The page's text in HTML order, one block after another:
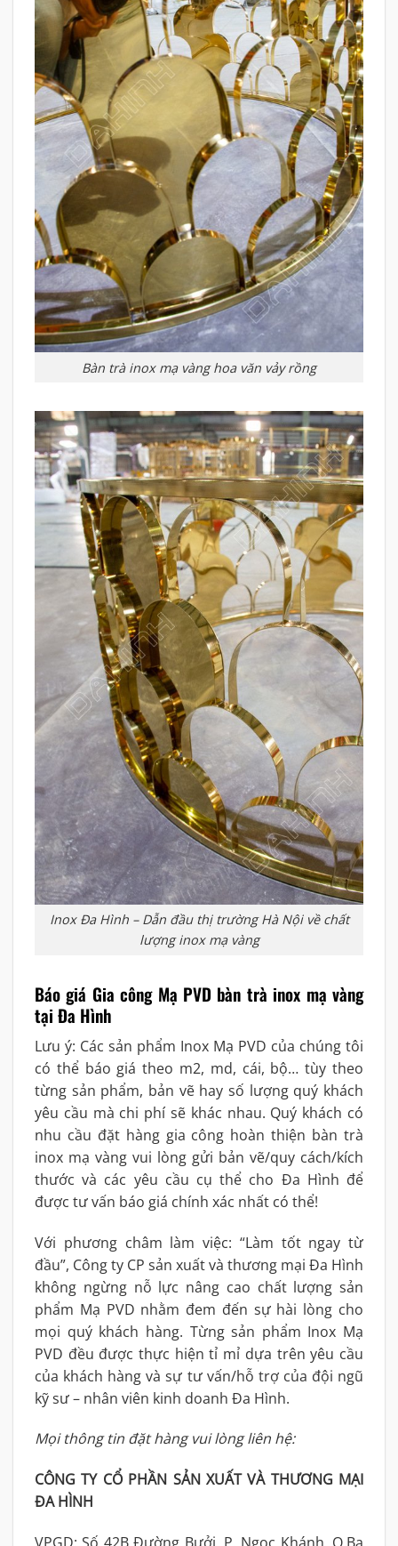
Bàn trà inox mạ vàng hoa văn vảy rồng
Inox Đa Hình – Dẫn đầu thị trường Hà Nội về chất
lượng inox mạ vàng
Báo giá Gia công Mạ PVD bàn trà inox mạ vàng
tại Đa Hình
Lưu ý: Các sản phẩm Inox Mạ PVD của chúng tôi
có thể báo giá theo m2, md, cái, bộ… tùy theo
từng sản phẩm, bản vẽ hay số lượng quý khách
yêu cầu mà chi phí sẽ khác nhau. Quý khách có
nhu cầu đặt hàng gia công hoàn thiện bàn trà
inox mạ vàng vui lòng gửi bản vẽ/quy cách/kích
thước và các yêu cầu cụ thể cho Đa Hình để
được tư vấn báo giá chính xác nhất có thể!
Với phương châm làm việc: “Làm tốt ngay từ
đầu”, Công ty CP sản xuất và thương mại Đa Hình
không ngừng nỗ lực nâng cao chất lượng sản
phẩm Mạ PVD nhằm đem đến sự hài lòng cho
mọi quý khách hàng. Từng sản phẩm Inox Mạ
PVD đều được thực hiện tỉ mỉ dựa trên yêu cầu
của khách hàng và sự tư vấn/hỗ trợ của đội ngũ
kỹ sư – nhân viên kinh doanh Đa Hình.
Mọi thông tin đặt hàng vui lòng liên hệ:
CÔNG TY CỔ PHẦN SẢN XUẤT VÀ THƯƠNG MẠI
ĐA HÌNH